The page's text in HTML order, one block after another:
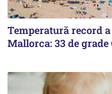
Temperatură record
Mallorca: 33 de grade